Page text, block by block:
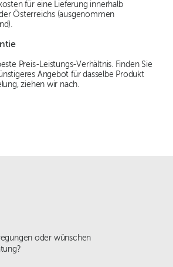
für eine Lieferung innerhalb
Österreichs (ausgenommen
Preis-Leistungs-Verhältnis. Finden Sie
Angebot für dasselbe Produkt
ziehen wir nach.
oder wünschen